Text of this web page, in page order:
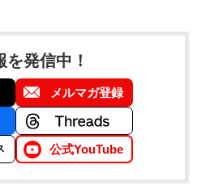
を発信中！
メルマガ登録
公式YouTube